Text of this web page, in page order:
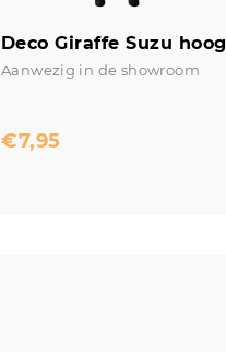
Deco Giraffe Suzu hoog
Aanwezig in de showroom
€7,95